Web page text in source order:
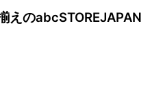
えのabcSTOREJAPAN